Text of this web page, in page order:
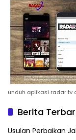
unduh aplikasi radar tv
Berita
Usulan Perbaikan